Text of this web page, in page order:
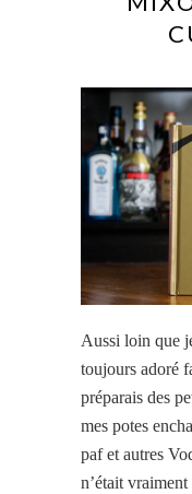
Aussi loin que
toujours adoré
préparais des
mes potes
paf et autres
n’était